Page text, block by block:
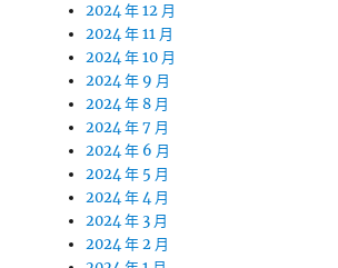
2024 年 12 月
2024 年 11 月
2024 年 10 月
2024 年 9 月
2024 年 8 月
2024 年 7 月
2024 年 6 月
2024 年 5 月
2024 年 4 月
2024 年 3 月
2024 年 2 月